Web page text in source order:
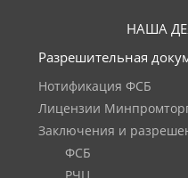
НАША
Разрешительная
Нотификация ФСБ
Лицензии
Заключения и
ФСБ